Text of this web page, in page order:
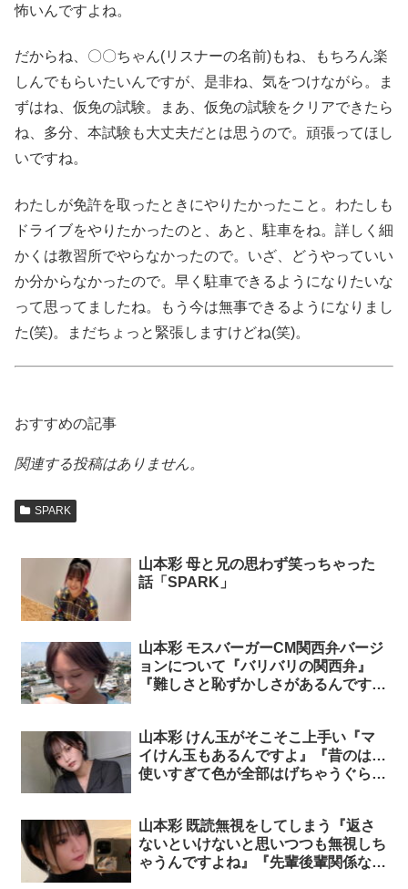
怖いんですよね。
だからね、〇〇ちゃん(リスナーの名前)もね、もちろん楽
しんでもらいたいんですが、是非ね、気をつけながら。ま
ずはね、仮免の試験。まあ、仮免の試験をクリアできたら
ね、多分、本試験も大丈夫だとは思うので。頑張ってほし
いですね。
わたしが免許を取ったときにやりたかったこと。わたしも
ドライブをやりたかったのと、あと、駐車をね。詳しく細
かくは教習所でやらなかったので。いざ、どうやっていい
か分からなかったので。早く駐車できるようになりたいな
って思ってましたね。もう今は無事できるようになりまし
た(笑)。まだちょっと緊張しますけどね(笑)。
おすすめの記事
関連する投稿はありません。
SPARK
山本彩 母と兄の思わず笑っちゃった
話「SPARK」
山本彩 モスバーガーCM関西弁バージ
ョンについて『バリバリの関西弁』
『難しさと恥ずかしさがあるんですよ
山本彩 けん玉がそこそこ上手い『マ
イけん玉もあるんですよ』『昔のは…
使いすぎて色が全部はげちゃうぐらい
山本彩 既読無視をしてしまう『返さ
ないといけないと思いつつも無視しち
ゃうんですよね』『先輩後輩関係なく